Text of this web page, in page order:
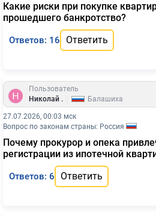
Какие риски при покупке
прошедшего банкротство?
Ответов: 16 Ответить
Пользователь
Николай .
Балашиха
27.07.2026, 00:03 мск
Вопрос по законам страны: Россия
Почему прокурор и опека
регистрации из ипотечной
Ответов: 6 Ответить